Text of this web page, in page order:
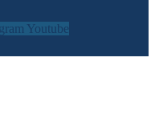
Youtube